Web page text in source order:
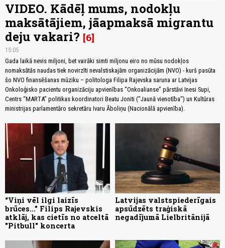
VIDEO. Kādēļ mums, nodokļu
maksātājiem, jāapmaksā migrantu
deju vakari? 6
15:05
Gada laikā nevis miljoni, bet vairāki simti miljonu eiro no mūsu nodokļos
nomaksātās naudas tiek novirzīti nevalstiskajām organizācijām (NVO) - kurš pasūta
šo NVO finansēšanas mūziku – politologa Filipa Rajevska saruna ar Latvijas
Onkoloģisko pacientu organizāciju apvienības “Onkoalianse” pārstāvi Inesi Supi,
Centrs “MARTA” politikas koordinatori Beatu Joniti ("Jaunā vienotība") un Kultūras
ministrijas parlamentāro sekretāru Ivaru Āboliņu (Nacionālā apvienība).
“Viņi vēl ilgi laizīs
brūces...” Filips Rajevskis
atklāj, kas cietīs no atceltā
"Pitbull" koncerta
Latvijas valstspiederīgais
apsūdzēts traģiskā
negadījumā Lielbritānijā